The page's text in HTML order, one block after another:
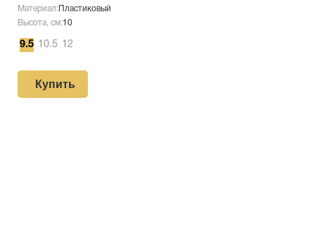
Материал: Пластиковый
Высота, см:10
9.5 10.5 12
Купить